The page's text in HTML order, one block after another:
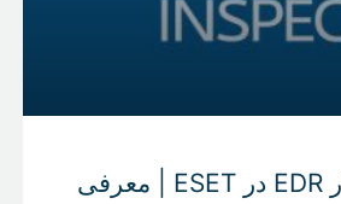
بررسی راهکار EDR در ESET | معرفی